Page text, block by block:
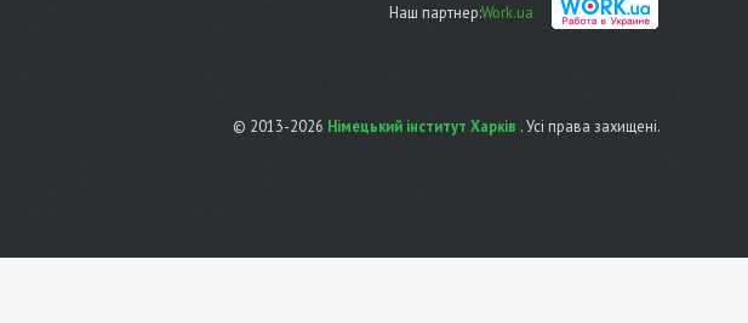
Наш партнер:Work.ua
© 2013-2026 Німецький інститут Харків . Усі права захищені.